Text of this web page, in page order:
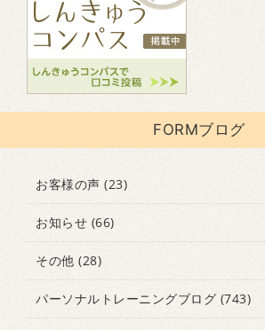
FORMブログ
お客様の声 (23)
お知らせ (66)
その他 (28)
パーソナルトレーニングブログ (743)